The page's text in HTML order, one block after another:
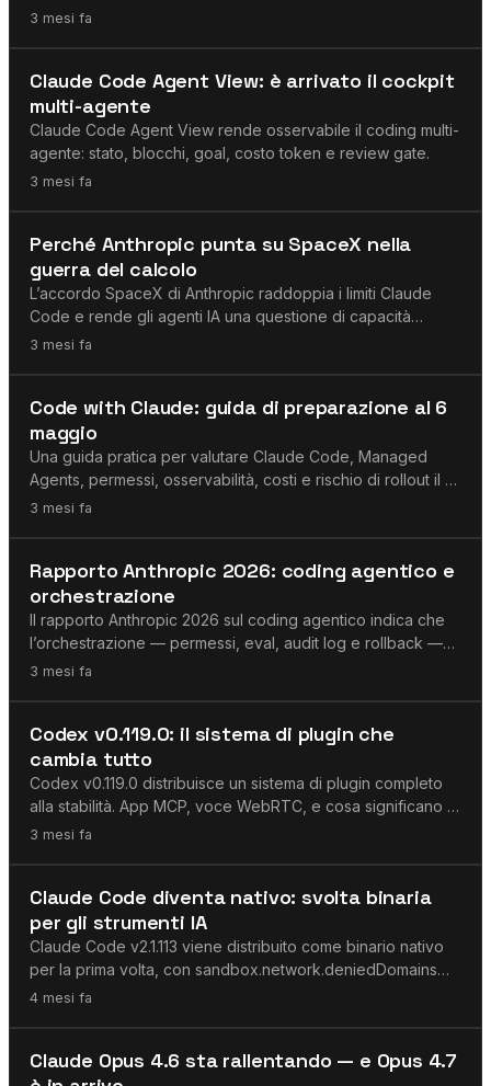
rumore di token e handoff solidi.
3 mesi fa
Agenti AI
Claude Code Agent View: è arrivato il cockpit
multi-agente
Claude Code Agent View rende osservabile il coding multi-
agente: stato, blocchi, goal, costo token e review gate.
3 mesi fa
Agenti AI
Perché Anthropic punta su SpaceX nella
guerra del calcolo
L’accordo SpaceX di Anthropic raddoppia i limiti Claude
Code e rende gli agenti IA una questione di capacità
enterprise.
3 mesi fa
Agenti AI
Code with Claude: guida di preparazione al 6
maggio
Una guida pratica per valutare Claude Code, Managed
Agents, permessi, osservabilità, costi e rischio di rollout il 6
maggio.
3 mesi fa
Agenti AI
Rapporto Anthropic 2026: coding agentico e
orchestrazione
Il rapporto Anthropic 2026 sul coding agentico indica che
l’orchestrazione — permessi, eval, audit log e rollback —
viene prima dell’autonomia multi-agente.
3 mesi fa
MCP
Codex v0.119.0: il sistema di plugin che
cambia tutto
Codex v0.119.0 distribuisce un sistema di plugin completo
alla stabilità. App MCP, voce WebRTC, e cosa significano i
nuovi SDK.
3 mesi fa
Claude
Claude Code diventa nativo: svolta binaria
per gli strumenti IA
Claude Code v2.1.113 viene distribuito come binario nativo
per la prima volta, con sandbox.network.deniedDomains
per la sicurezza a livello binario.
4 mesi fa
Claude
Claude Opus 4.6 sta rallentando — e Opus 4.7